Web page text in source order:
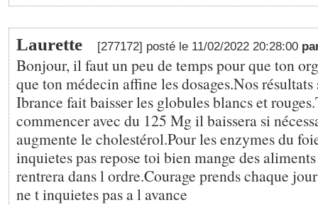
Laurette [277172] posté le 11/02/2022 20:28:00
Bonjour, il faut un peu de temps pour que ton
que ton médecin affine les dosages.Nos
Ibrance fait baisser les globules blancs et
commencer avec du 125 Mg il baissera si
augmente le cholestérol.Pour les enzymes du
inquietes pas repose toi bien mange des
rentrera dans l ordre.Courage prends chaque
ne t inquietes pas a l avance